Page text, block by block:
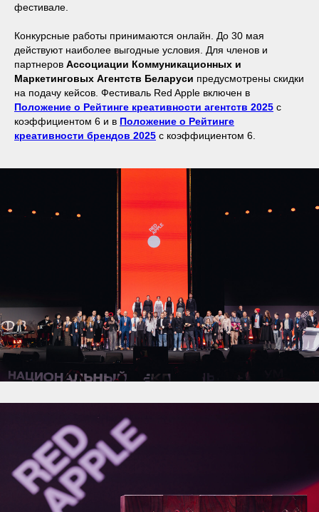
фестивале.
Конкурсные работы принимаются онлайн. До 30 мая
действуют наиболее выгодные условия. Для членов и
партнеров Ассоциации Коммуникационных и
Маркетинговых Агентств Беларуси предусмотрены скидки
на подачу кейсов. Фестиваль Red Apple включен в
Положение о Рейтинге креативности агентств 2025 с
коэффициентом 6 и в Положение о Рейтинге
креативности брендов 2025 с коэффициентом 6.